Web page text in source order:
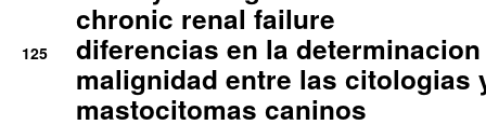
chronic renal failure
125
diferencias en la
malignidad entre las citologias
mastocitomas caninos